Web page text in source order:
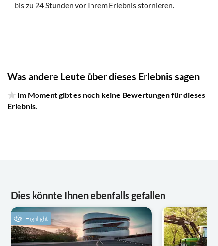
bis zu 24 Stunden vor Ihrem Erlebnis stornieren.
Was andere Leute über dieses Erlebnis sagen
Im Moment gibt es noch keine Bewertungen für dieses
Erlebnis.
Dies könnte Ihnen ebenfalls gefallen
Highlight